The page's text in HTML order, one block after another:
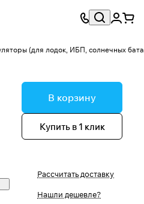
(для лодок, ИБП, солнечных
В корзину
Купить в 1 клик
Рассчитать доставку
Нашли дешевле?